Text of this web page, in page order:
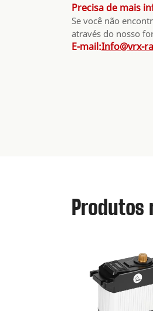
Precisa de mais
Se você não
através do nosso
E-mail:Info@vrx-
Produtos